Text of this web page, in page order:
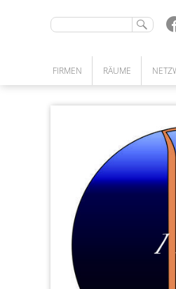
FIRMEN
KOMPETENZSUCHE
RÄUME
UNSERE
MEETINGRÄUME
COWORKING